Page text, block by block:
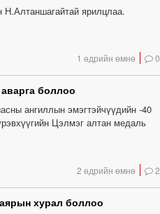
Н.Алтаншагайтай ярилцлаа.
1 өдрийн өмнө 0
боллоо
ангиллын эмэгтэйчүүдийн -40
Цэлмэг алтан медаль
2 өдрийн өмнө 2
хурал боллоо